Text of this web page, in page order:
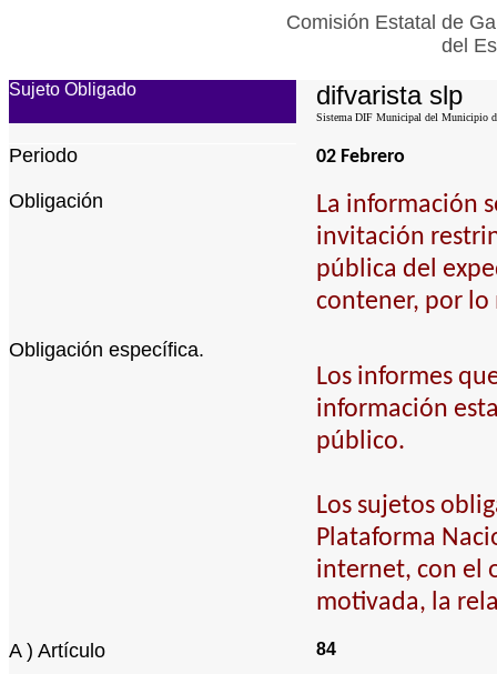
Comisión Estatal de
del
Sujeto Obligado difvarista slp
Sistema DIF Municipal del Municipio
Periodo 02 Febrero
Obligación
La información
invitación
pública del
contener, por lo
Obligación específica.
Los informes
información
público.
Los sujetos
Plataforma
internet, con el
motivada, la
A ) Artículo 84